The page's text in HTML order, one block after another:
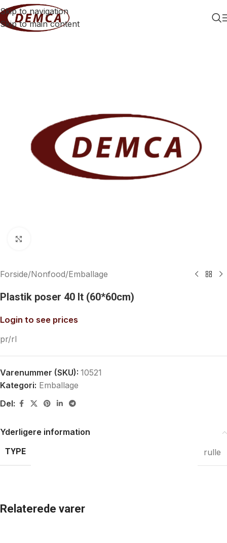
Skip to navigation
Skip to main content
Forside/Nonfood/Emballage
Plastik poser 40 lt (60*60cm)
Login to see prices
pr/rl
Varenummer (SKU): 10521
Kategori: Emballage
Del:
Yderligere information
TYPE rulle
Relaterede varer